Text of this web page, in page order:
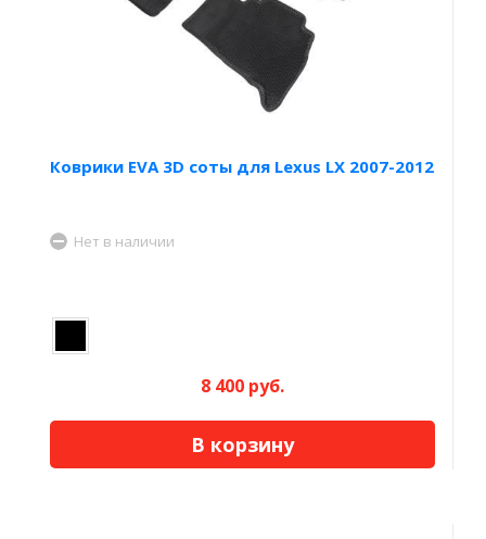
Коврики EVA 3D соты для Lexus LX 2007-2012
Нет в наличии
8 400 руб.
В корзину